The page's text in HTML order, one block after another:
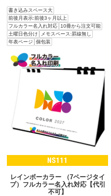
書き込みスペース大
前後月表示:前後3ヶ月以上
フルカラー名入れ対応
10冊から注文可能
土曜日色分け
メモスペース:罫線無し
年表ページ
個包装
NS111
レインボーカラー （7ページタイ
プ）フルカラー名入れ対応【代引
不可】